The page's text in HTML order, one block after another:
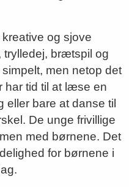
og sjove
trylledej, brætspil og
men netop det
har tid til at læse en
eller bare at danse til
De unge frivillige
med børnene. Det
for børnene i